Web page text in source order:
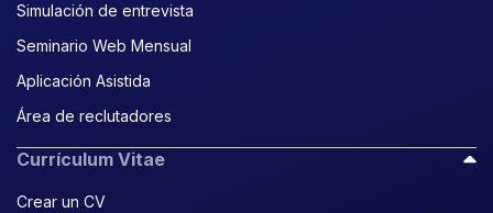
Simulación de entrevista
Seminario Web Mensual
Aplicación Asistida
Área de reclutadores
Currículum Vitae
Crear un CV